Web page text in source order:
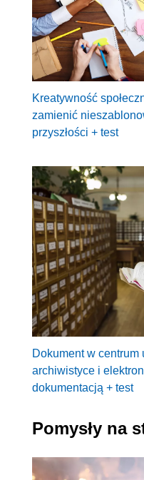
Kreatywność
zamienić
przyszłości + test
Dokument w centrum
archiwistyce i
dokumentacją + test
Pomysły na